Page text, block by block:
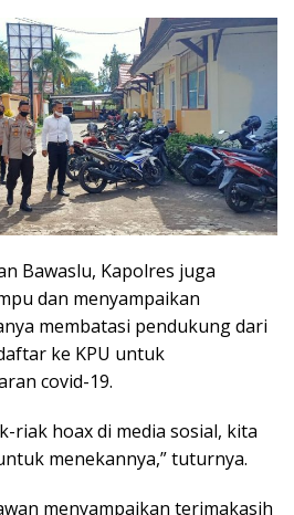
Bawaslu, Kapolres juga
dan menyampaikan
membatasi pendukung dari
ke KPU untuk
covid-19.
riak hoax di media sosial, kita
menekannya,” tuturnya.
menyampaikan terimakasih